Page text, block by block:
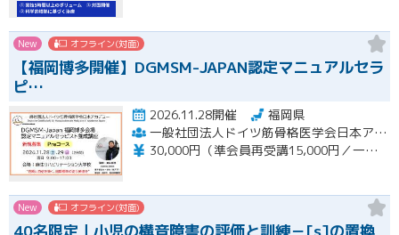
New オフライン(対面)
【福岡博多開催】DGMSM-JAPAN認定マニュアルセラ
ピ…
2026.11.28開催
福岡県
一般社団法人ドイツ筋骨格医学会日本アカデミー（DGMSM-JAPAN）福岡博多会場
30,000円（準会員再受講15,000円／一般会員13,000円）
New オフライン(対面)